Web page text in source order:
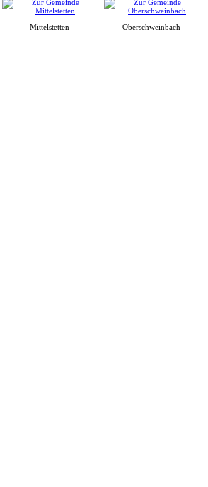
Mittelstetten Oberschweinbach